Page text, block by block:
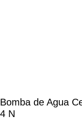
Bomba de Agua
4 N